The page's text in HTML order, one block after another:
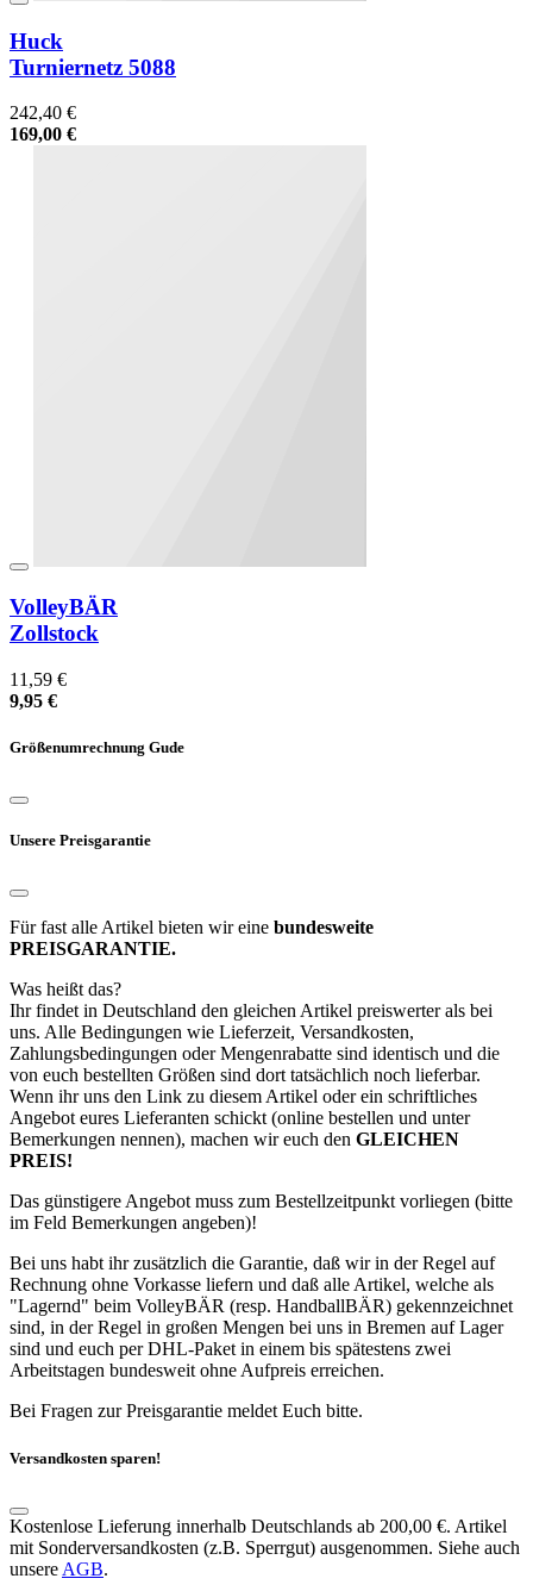
Huck
Turniernetz 5088
242,40 €
169,00 €
VolleyBÄR
Zollstock
11,59 €
9,95 €
Größenumrechnung Gude
Unsere Preisgarantie
Für fast alle Artikel bieten wir eine bundesweite
PREISGARANTIE.
Was heißt das?
Ihr findet in Deutschland den gleichen Artikel preiswerter als bei
uns. Alle Bedingungen wie Lieferzeit, Versandkosten,
Zahlungsbedingungen oder Mengenrabatte sind identisch und die
von euch bestellten Größen sind dort tatsächlich noch lieferbar.
Wenn ihr uns den Link zu diesem Artikel oder ein schriftliches
Angebot eures Lieferanten schickt (online bestellen und unter
Bemerkungen nennen), machen wir euch den GLEICHEN
PREIS!
Das günstigere Angebot muss zum Bestellzeitpunkt vorliegen (bitte
im Feld Bemerkungen angeben)!
Bei uns habt ihr zusätzlich die Garantie, daß wir in der Regel auf
Rechnung ohne Vorkasse liefern und daß alle Artikel, welche als
"Lagernd" beim VolleyBÄR (resp. HandballBÄR) gekennzeichnet
sind, in der Regel in großen Mengen bei uns in Bremen auf Lager
sind und euch per DHL-Paket in einem bis spätestens zwei
Arbeitstagen bundesweit ohne Aufpreis erreichen.
Bei Fragen zur Preisgarantie meldet Euch bitte.
Versandkosten sparen!
Kostenlose Lieferung innerhalb Deutschlands ab 200,00 €. Artikel
mit Sonderversandkosten (z.B. Sperrgut) ausgenommen. Siehe auch
unsere AGB.